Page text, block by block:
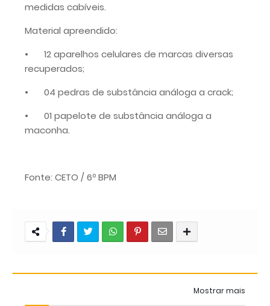
medidas cabíveis.
Material apreendido:
•
12 aparelhos celulares de marcas diversas
recuperados;
•
04 pedras de substância análoga a crack;
•
01 papelote de substância análoga a
maconha.
Fonte: CETO / 6º BPM
Mostrar mais